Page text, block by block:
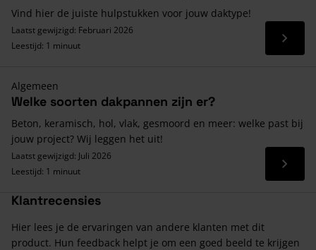
Vind hier de juiste hulpstukken voor jouw daktype!
Laatst gewijzigd: Februari 2026
Leestijd: 1 minuut
Lees
Algemeen
Welke soorten dakpannen zijn er?
Beton, keramisch, hol, vlak, gesmoord en meer: welke past bij
jouw project? Wij leggen het uit!
Laatst gewijzigd: Juli 2026
Leestijd: 1 minuut
Lees
Klantrecensies
Hier lees je de ervaringen van andere klanten met dit
product. Hun feedback helpt je om een goed beeld te krijgen